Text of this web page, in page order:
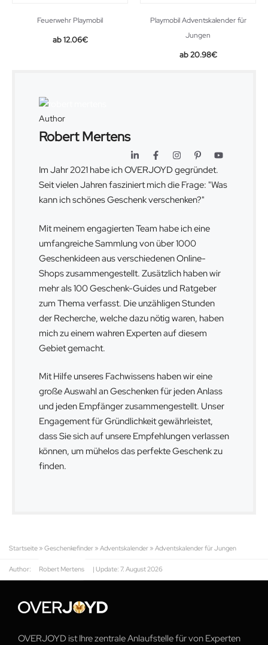
Feuerwehr Playmobil
Original
12.06€Current
Playmobil Adventskalender für
Jungen
Original
20.98€Current
Author
Robert Mertens
Im Jahr 2021 habe ich OVERJOYD gegründet.
Seit vielen Jahren fasziniert mich die Frage: "Was
kann ich schönes Geschenk verschenken?"
Mit meinem engagierten Team habe ich eine
umfangreiche Sammlung von über 1000
Geschenkideen aus verschiedenen Online-
Shops zusammengestellt. Zusätzlich haben wir
mehr als 100 Geschenk-Guides und Ratgeber
zum Thema verfasst. Die unzähligen Stunden
der Recherche, welche dazu nötig waren, haben
mich zu einem wahren Experten auf diesem
Gebiet gemacht.
Mit Hilfe unseres Fachwissens haben wir eine
große Auswahl an Geschenken für jeden Anlass
und jeden Empfänger zusammengestellt. Unser
Engagement für Gründlichkeit gewährleistet,
dass Sie sich auf unsere Empfehlungen verlassen
können, um mühelos das perfekte Geschenk zu
finden.
Startseite » Geschenkefinder » Adventskalender » Adventskalender für Jungen
Author: Robert Mertens | Update: 7. August 2026
OVERJOYD ist Ihre zentrale Anlaufstelle für von Experten